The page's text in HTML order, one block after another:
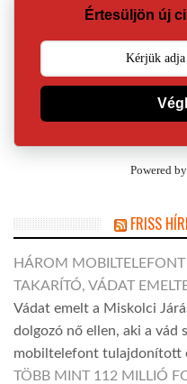
Értesüljön új
Powered by
FRISS
HÁROM
TAKARÍTÓ, VÁDAT
Vádat emelt a Miskolci
dolgozó nő ellen, aki a vád
mobiltelefont tulajdonított
TÖBB MINT 112 MILLIÓ